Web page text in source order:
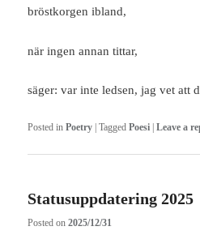
bröstkorgen ibland,
när ingen annan tittar,
säger: var inte ledsen, jag vet att
Posted in Poetry |Tagged Poesi |Leave a
Statusuppdatering 2025
Posted on2025/12/31